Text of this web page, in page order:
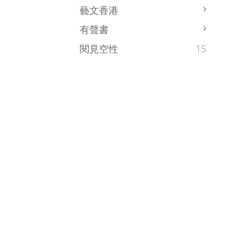
藝文香港
有聲書
閱見空性
15